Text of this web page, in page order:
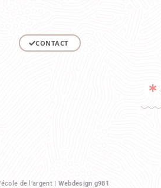
CONTACT
de l’argent | Webdesign g981